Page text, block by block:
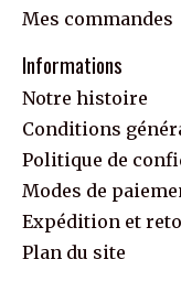
Mes commandes
Informations
Notre histoire
Conditions
Politique de
Modes de
Expédition et
Plan du site